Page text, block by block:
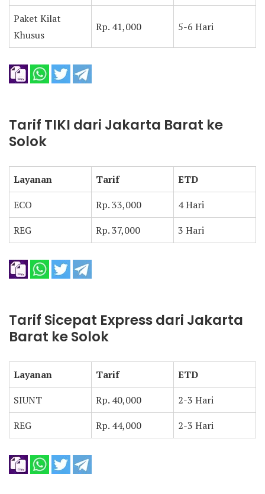
Paket Kilat
Khusus
Rp. 41,000 5-6 Hari
Tarif TIKI dari Jakarta Barat ke
Solok
Layanan Tarif
ETD
ECO
Rp. 33,000
4 Hari
REG
Rp. 37,000 3 Hari
Tarif Sicepat Express dari Jakarta
Barat ke Solok
Layanan Tarif
ETD
SIUNT
Rp. 40,000
2-3 Hari
REG
Rp. 44,000 2-3 Hari